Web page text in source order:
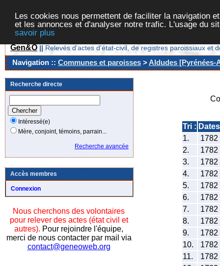
Les cookies nous permettent de faciliter la navigation
et les annonces et d'analyser notre trafic. L'usage du
savoir plus
Gen&O || Relevés d'actes d'état-civil, de registres paroissiaux et
Navigation :: Communes et paroisses >Aldudes [Pyrénées-
Recherche directe
Intéressé(e)
Mère, conjoint, témoins, parrain...
Recherche avancée
Accès membres
Connexion
Nous cherchons des volontaires
pour relever des actes (état civil et
autres). Pour rejoindre l'équipe,
merci de nous contacter par mail via
contact@geneoweb.org
Tri : Dates
1.
1782
2.
1782
3.
1782
4.
1782
5.
1782
6.
1782
7.
1782
8.
1782
9.
1782
10.
1782
11.
1782